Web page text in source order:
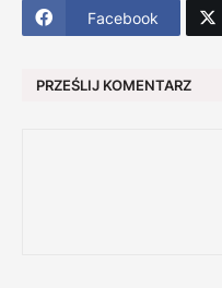
Facebook
PRZEŚLIJ KOMENTARZ